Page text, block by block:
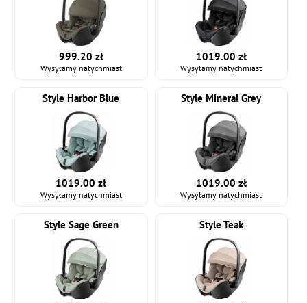
999.20 zł
Wysyłamy natychmiast
1019.00 zł
Wysyłamy natychmiast
Style Harbor Blue
1019.00 zł
Wysyłamy natychmiast
Style Mineral Grey
1019.00 zł
Wysyłamy natychmiast
Style Sage Green Style Teak